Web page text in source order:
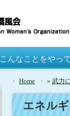
こんなことをやっ
Home » 武力
エネル